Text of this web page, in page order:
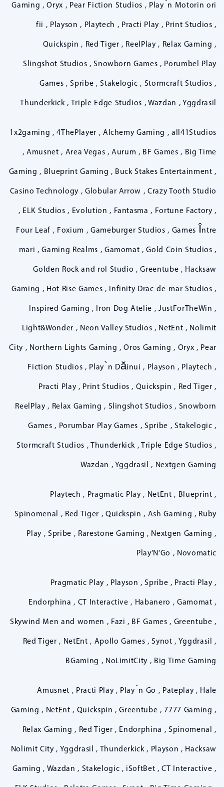
Gaming , Oryx , Pear Fiction Studios , Play`n Motorin ori
fii , Playson , Playtech , Practi Play , Print Studios ,
Quickspin , Red Tiger , ReelPlay , Relax Gaming ,
Slingshot Studios , Snowborn Games , Porumbel Play
Games , Spribe , Stakelogic , Stormcraft Studios ,
Thunderkick , Triple Edge Studios , Wazdan , Yggdrasil
1x2gaming , 4ThePlayer , Alchemy Gaming , all41Studios
, Amusnet , Area Vegas , Aurum , BF Games , Big Time
Gaming , Blueprint Gaming , Buck Stakes Entertainment ,
Casino Technology , Globular Arrow , Crazy Tooth Studio
, ELK Studios , Evolution , Fantasma , Fortune Factory ,
Four Leaf , Foxium , Gameburger Studios , Games Între
mari , Gaming Realms , Gamomat , Gold Coin Studios ,
Golden Rock and rol Studio , Greentube , Hacksaw
Gaming , Hot Rise Games , Infinity Drac-de-mar Studios ,
Inspired Gaming , Iron Dog Atelie , JustForTheWin ,
Light&Wonder , Neon Valley Studios , NetEnt , Nolimit
City , Northern Lights Gaming , Oros Gaming , Oryx , Pear
Fiction Studios , Play`n Dăinui , Playson , Playtech ,
Practi Play , Print Studios , Quickspin , Red Tiger ,
ReelPlay , Relax Gaming , Slingshot Studios , Snowborn
Games , Porumbar Play Games , Spribe , Stakelogic ,
Stormcraft Studios , Thunderkick , Triple Edge Studios ,
Wazdan , Yggdrasil , Nextgen Gaming
Playtech , Pragmatic Play , NetEnt , Blueprint ,
Spinomenal , Red Tiger , Quickspin , Ash Gaming , Ruby
Play , Spribe , Rarestone Gaming , Nextgen Gaming ,
Play’N’Go , Novomatic
Pragmatic Play , Playson , Spribe , Practi Play ,
Endorphina , CT Interactive , Habanero , Gamomat ,
Skywind Men and women , Fazi , BF Games , Greentube ,
Red Tiger , NetEnt , Apollo Games , Synot , Yggdrasil ,
BGaming , NoLimitCity , Big Time Gaming
Amusnet , Practi Play , Play`n Go , Pateplay , Hale
Gaming , NetEnt , Quickspin , Greentube , 7777 Gaming ,
Relax Gaming , Red Tiger , Endorphina , Spinomenal ,
Nolimit City , Yggdrasil , Thunderkick , Playson , Hacksaw
Gaming , Wazdan , Stakelogic , iSoftBet , CT Interactive ,